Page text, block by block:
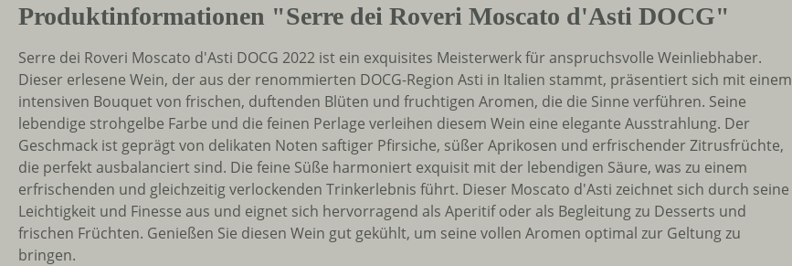
Produktinformationen "Serre dei Roveri Moscato d'Asti DOCG"
Serre dei Roveri Moscato d'Asti DOCG 2022 ist ein exquisites Meisterwerk für anspruchsvolle Weinliebhaber.
Dieser erlesene Wein, der aus der renommierten DOCG-Region Asti in Italien stammt, präsentiert sich mit einem
intensiven Bouquet von frischen, duftenden Blüten und fruchtigen Aromen, die die Sinne verführen. Seine
lebendige strohgelbe Farbe und die feinen Perlage verleihen diesem Wein eine elegante Ausstrahlung. Der
Geschmack ist geprägt von delikaten Noten saftiger Pfirsiche, süßer Aprikosen und erfrischender Zitrusfrüchte,
die perfekt ausbalanciert sind. Die feine Süße harmoniert exquisit mit der lebendigen Säure, was zu einem
erfrischenden und gleichzeitig verlockenden Trinkerlebnis führt. Dieser Moscato d'Asti zeichnet sich durch seine
Leichtigkeit und Finesse aus und eignet sich hervorragend als Aperitif oder als Begleitung zu Desserts und
frischen Früchten. Genießen Sie diesen Wein gut gekühlt, um seine vollen Aromen optimal zur Geltung zu
bringen.